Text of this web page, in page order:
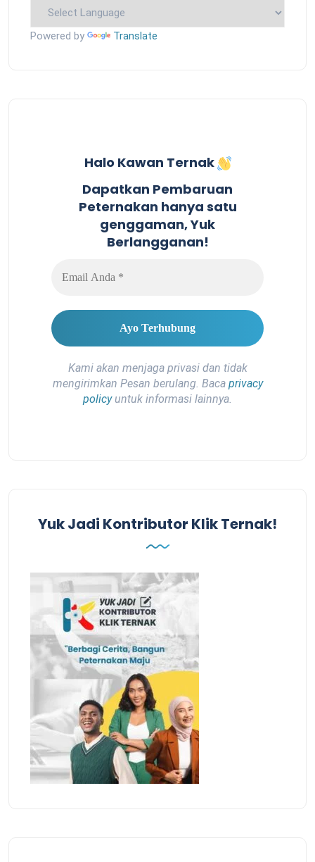
Powered by Translate
Halo Kawan Ternak
Dapatkan Pembaruan
Peternakan hanya satu
genggaman, Yuk
Berlangganan!
Kami akan menjaga privasi dan tidak
mengirimkan Pesan berulang. Baca privacy
policyuntuk informasi lainnya.
Yuk Jadi Kontributor Klik Ternak!